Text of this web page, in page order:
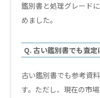
鑑別書と処理グレード
めました。
Q. 古い鑑別書でも査定
古い鑑別書でも参考資
す。ただし、現在の市